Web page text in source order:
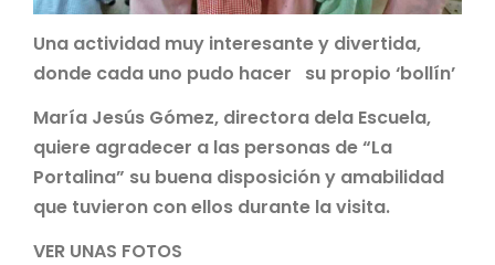
Una actividad muy interesante y divertida,
donde cada uno pudo hacer su propio ‘bollín’
María Jesús Gómez, directora dela Escuela,
quiere agradecer a las personas de “La
Portalina” su buena disposición y amabilidad
que tuvieron con ellos durante la visita.
VER UNAS FOTOS